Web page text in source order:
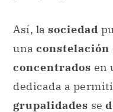
Así, la sociedad
una constelación
concentrados en
dedicada a
grupalidades se